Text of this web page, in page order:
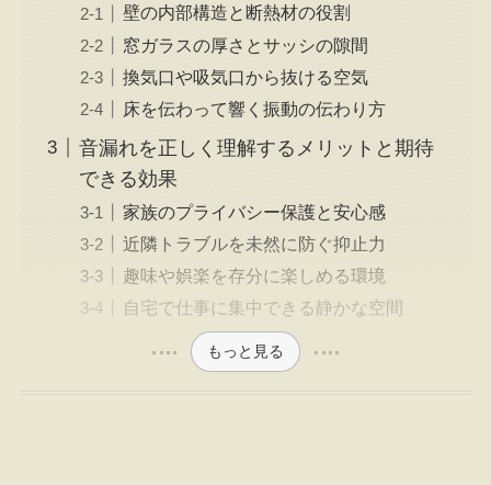
壁の内部構造と断熱材の役割
窓ガラスの厚さとサッシの隙間
換気口や吸気口から抜ける空気
床を伝わって響く振動の伝わり方
音漏れを正しく理解するメリットと期待
できる効果
家族のプライバシー保護と安心感
近隣トラブルを未然に防ぐ抑止力
趣味や娯楽を存分に楽しめる環境
自宅で仕事に集中できる静かな空間
もっと見る